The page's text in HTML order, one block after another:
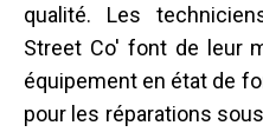
qualité. Les
Street Co' font de leur
équipement en état de
pour les réparations